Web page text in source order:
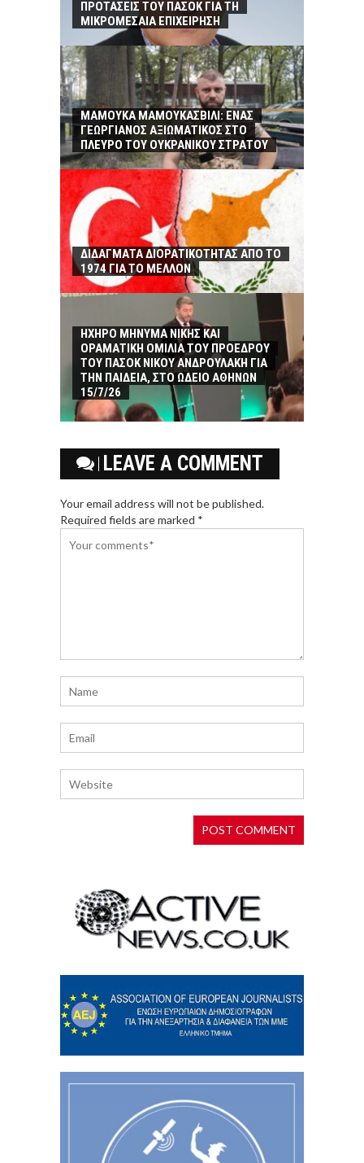
ΠΡΟΤΑΣΕΙΣ ΤΟΥ ΠΑΣΟΚ ΓΙΑ ΤΗ
ΜΙΚΡΟΜΕΣΑΙΑ ΕΠΙΧΕΙΡΗΣΗ
ΜΑΜΟΥΚΑ ΜΑΜΟΥΚΑΣΒΙΛΙ: ΕΝΑΣ
ΓΕΩΡΓΙΑΝΟΣ ΑΞΙΩΜΑΤΙΚΟΣ ΣΤΟ
ΠΛΕΥΡΟ ΤΟΥ ΟΥΚΡΑΝΙΚΟΥ ΣΤΡΑΤΟΥ
ΔΙΔΑΓΜΑΤΑ ΔΙΟΡΑΤΙΚΟΤΗΤΑΣ ΑΠΟ ΤΟ
1974 ΓΙΑ ΤΟ ΜΕΛΛΟΝ
ΗΧΗΡΟ ΜΗΝΥΜΑ ΝΙΚΗΣ ΚΑΙ
ΟΡΑΜΑΤΙΚΗ ΟΜΙΛΙΑ ΤΟΥ ΠΡΟΕΔΡΟΥ
ΤΟΥ ΠΑΣΟΚ ΝΙΚΟΥ ΑΝΔΡΟΥΛΑΚΗ ΓΙΑ
ΤΗΝ ΠΑΙΔΕΙΑ, ΣΤΟ ΩΔΕΙΟ ΑΘΗΝΩΝ
15/7/26
LEAVE A COMMENT
Your email address will not be published.
Required fields are marked *